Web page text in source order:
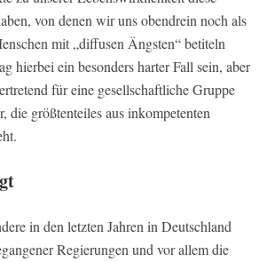
von denen wir uns obendrein noch als
mit „diffusen Ängsten“ betiteln
hierbei ein besonders harter Fall sein, aber
für eine gesellschaftliche Gruppe
die größtenteiles aus inkompetenten
in den letzten Jahren in Deutschland
Regierungen und vor allem die